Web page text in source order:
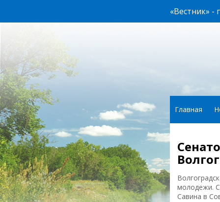
«Вестник» -
Главная
молодежи. С
Савина в